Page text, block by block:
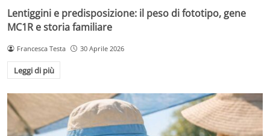
Lentiggini e predisposizione: il peso di fototipo, gene
MC1R e storia familiare
Francesca Testa 30 Aprile 2026
Leggi di più